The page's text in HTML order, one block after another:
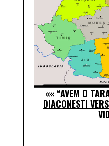
«« “AVEM O
DIACONESTI